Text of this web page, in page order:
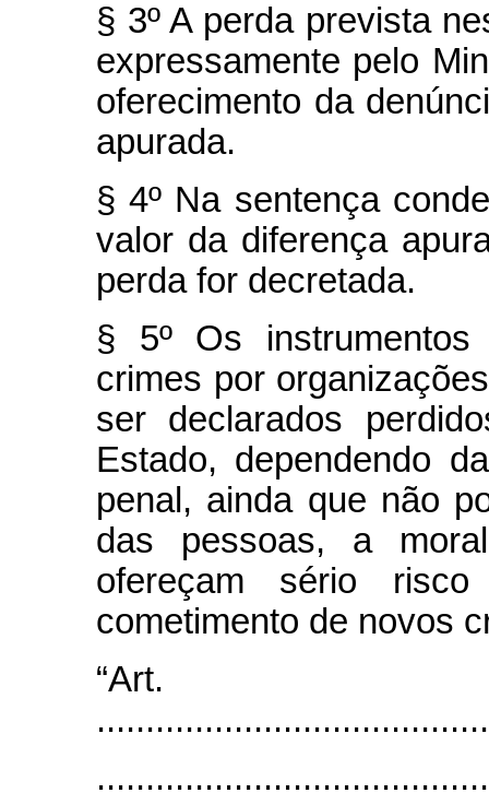
§ 3º A perda prevista
expressamente pelo
oferecimento da
apurada.
§ 4º Na sentença
valor da diferença
perda for decretada.
§ 5º Os
crimes por
ser declarados
Estado, dependendo
penal, ainda que não
das pessoas, a
ofereçam sério
cometimento de novos